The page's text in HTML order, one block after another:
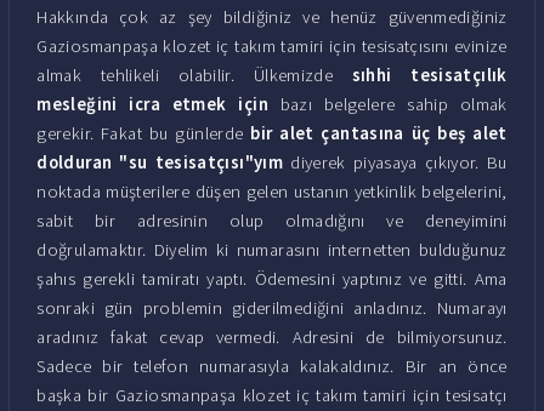
Hakkında çok az şey bildiğiniz ve henüz güvenmediğiniz
Gaziosmanpaşa klozet iç takım tamiri için tesisatçısını evinize
almak tehlikeli olabilir. Ülkemizde sıhhi tesisatçılık
mesleğini icra etmek için bazı belgelere sahip olmak
gerekir. Fakat bu günlerde bir alet çantasına üç beş alet
dolduran "su tesisatçısı"yım diyerek piyasaya çıkıyor. Bu
noktada müşterilere düşen gelen ustanın yetkinlik belgelerini,
sabit bir adresinin olup olmadığını ve deneyimini
doğrulamaktır. Diyelim ki numarasını internetten bulduğunuz
şahıs gerekli tamiratı yaptı. Ödemesini yaptınız ve gitti. Ama
sonraki gün problemin giderilmediğini anladınız. Numarayı
aradınız fakat cevap vermedi. Adresini de bilmiyorsunuz.
Sadece bir telefon numarasıyla kalakaldınız. Bir an önce
başka bir Gaziosmanpaşa klozet iç takım tamiri için tesisatçı